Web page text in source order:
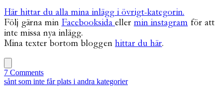
Här hittar du alla mina inlägg i övrigt-kategorin.
Följ gärna min Facebooksida eller min instagram för att
inte missa nya inlägg.
Mina texter bortom bloggen hittar du här.
7 Comments
sånt som inte får plats i andra kategorier